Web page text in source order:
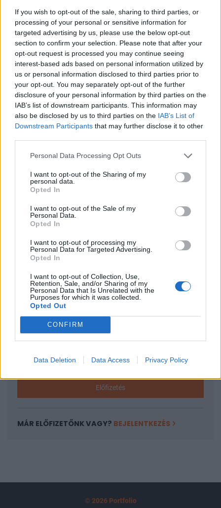
If you wish to opt-out of the sale, sharing to third parties, or
processing of your personal or sensitive information for
targeted advertising by us, please use the below opt-out
section to confirm your selection. Please note that after your
opt-out request is processed you may continue seeing
interest-based ads based on personal information utilized by
us or personal information disclosed to third parties prior to
your opt-out. You may separately opt-out of the further
disclosure of your personal information by third parties on the
IAB’s list of downstream participants. This information may
also be disclosed by us to third parties on the IAB’s List of
Downstream Participants that may further disclose it to other
Personal Data Processing Opt Outs
I want to opt-out of the Sharing of my
personal data.
Opted In
I want to opt-out of the Sale of my
Personal Data.
Opted In
I want to opt-out of processing my
Personal Data for Targeted Advertising.
Opted In
I want to opt-out of Collection, Use,
Retention, Sale, and/or Sharing of my
Personal Data that Is Unrelated with the
Purposes for which it was collected.
Opted Out
CONFIRM
Data Deletion Data Access Privacy Policy
Januárban a minimálbéremeléshez képesti 10
százalékos emelésre számíthatnak a tanárok,
felülvizsgálhatják a státusztörvény
teljesítményértékelési rendszerét. A PISA-
teszteken rossz eredményre számítanak a
magyar diákoktól, melyet a koronavírus-járvány
miatti nehézségeknek tulajdonítanak – többek
között ezekről a témákról beszélt Pintér Sándor
belügyminiszter a parlamenti meghallgatásán a
Telex szerint.
A parlamenti kulturális bizottság meghallgatásán Pintér
Sándor, a belügyminiszter beszámolt az új Nemzeti
alaptanterv (NAT) kidolgozásának fontosságáról, kiemelve
szerepét. A miniszter hangsúlyozta a köznevelés terén tett
erőfeszítéseket, beleértve az új köznevelési foglalkoztatotti
KEDVES OLVASÓNK!
A keresett cikk a portfolio.hu hírarchívumához
tartozik, melynek olvasása előfizetéses
regisztrációhoz kötött.
Az előfizetés a következőket tartalmazza:
kötéslistái
Előfizetés
MÁR ELŐFIZETŐNK VAGY? BEJELENTKEZÉS
© 2026 Portfolio